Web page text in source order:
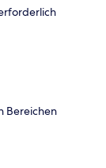
Bereichen